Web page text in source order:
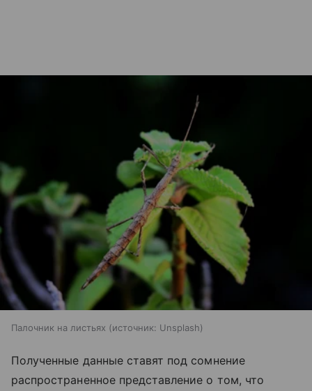
Палочник на листьях источник: Unsplash
Полученные данные ставят под сомнение
распространенное представление о том, что